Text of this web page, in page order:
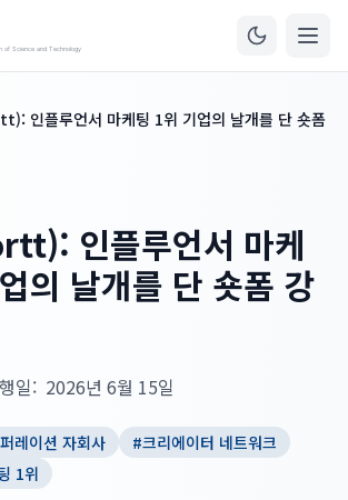
인플루언서 마케팅 1위 기업의 날개를 단 숏폼
인플루언서 마케
의 날개를 단 숏폼 강
일: 2026년 6월 15일
레이션 자회사 #크리에이터 네트워크
1위